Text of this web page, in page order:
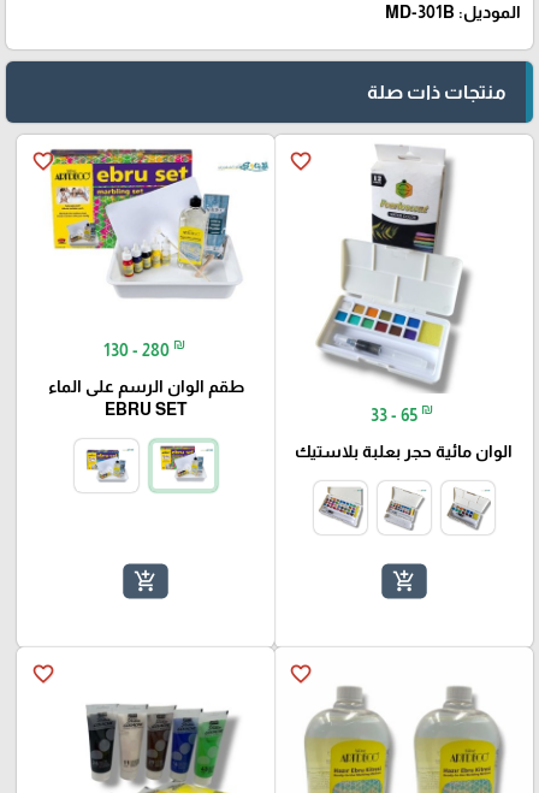
الموديل: MD-301B
منتجات ذات صلة
favorite_border
33 - 65 ₪
الوان مائية حجر بعلبة بلاستيك
add_shopping_cart
favorite_border
130 - 280 ₪
طقم الوان الرسم على الماء
EBRU SET
add_shopping_cart
favorite_border
favorite_border